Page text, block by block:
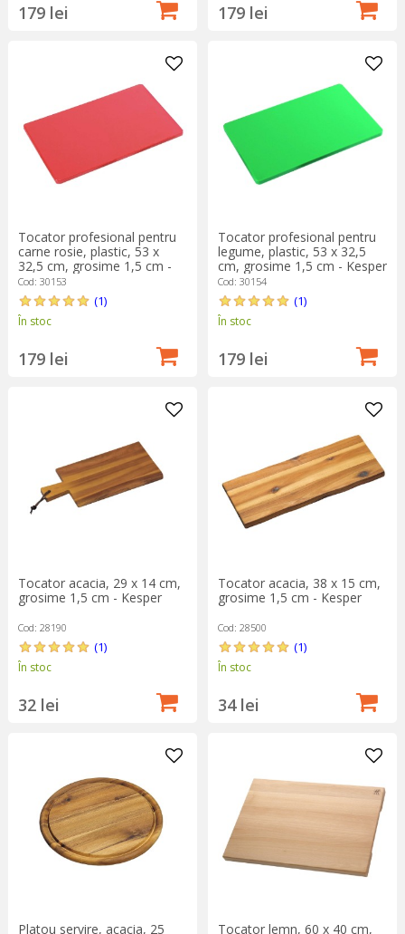
179 lei 179 lei
Tocator profesional pentru
carne rosie, plastic, 53 x
32,5 cm, grosime 1,5 cm -
Kesper
Cod: 30153
(1)
În stoc
179 lei
Tocator profesional pentru
legume, plastic, 53 x 32,5
cm, grosime 1,5 cm - Kesper
Cod: 30154
(1)
În stoc
179 lei
Tocator acacia, 29 x 14 cm,
grosime 1,5 cm - Kesper
Cod: 28190
(1)
În stoc
32 lei
Tocator acacia, 38 x 15 cm,
grosime 1,5 cm - Kesper
Cod: 28500
(1)
În stoc
34 lei
Platou servire, acacia, 25
Tocator lemn, 60 x 40 cm,